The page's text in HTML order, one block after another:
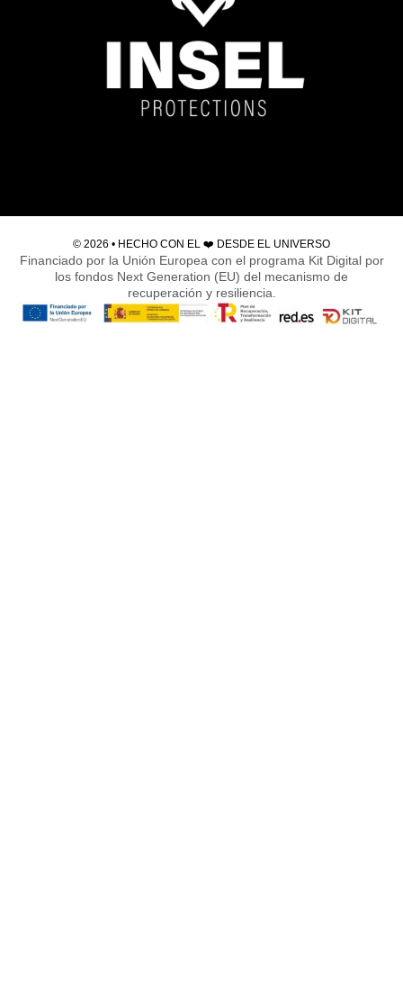
© 2026 • HECHO CON EL ❤️ DESDE EL UNIVERSO
Financiado por la Unión Europea con el programa Kit Digital por
los fondos Next Generation (EU) del mecanismo de
recuperación y resiliencia.